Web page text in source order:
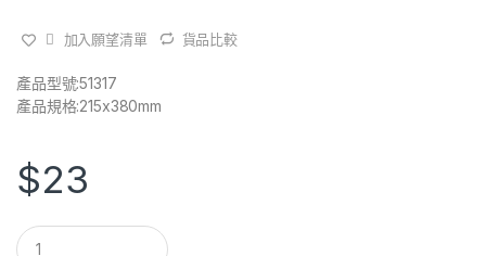
加入願望清單 貨品比較
產品型號:51317
產品規格:215x380mm
$23
Q